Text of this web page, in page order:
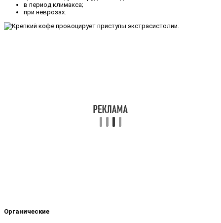
в период климакса;
при неврозах.
Органические